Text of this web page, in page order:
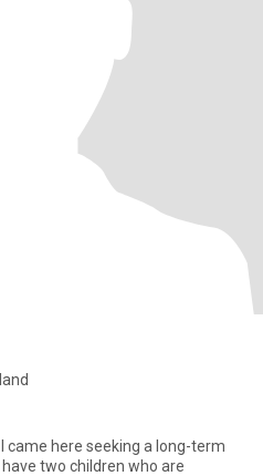
came here seeking a long-term
two children who are